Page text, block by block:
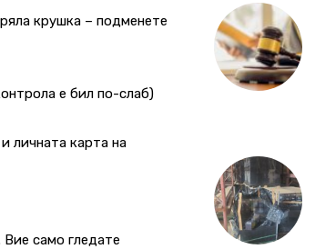
крушка – подменете
е бил по-слаб)
личната карта на
само гледате